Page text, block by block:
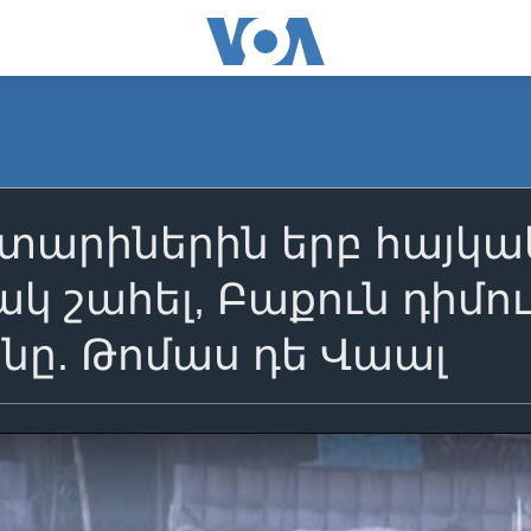
երբ
շահել, Բաքուն
Թոմաս դե Վաալ